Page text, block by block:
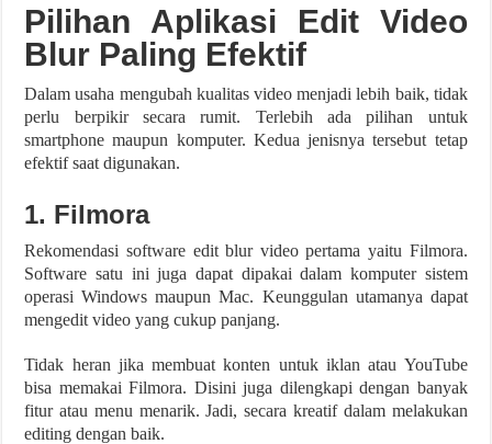
Pilihan Aplikasi Edit Video
Blur Paling Efektif
Dalam usaha mengubah kualitas video menjadi lebih baik, tidak
perlu berpikir secara rumit. Terlebih ada pilihan untuk
smartphone maupun komputer. Kedua jenisnya tersebut tetap
efektif saat digunakan.
1. Filmora
Rekomendasi software edit blur video pertama yaitu Filmora.
Software satu ini juga dapat dipakai dalam komputer sistem
operasi Windows maupun Mac. Keunggulan utamanya dapat
mengedit video yang cukup panjang.
Tidak heran jika membuat konten untuk iklan atau YouTube
bisa memakai Filmora. Disini juga dilengkapi dengan banyak
fitur atau menu menarik. Jadi, secara kreatif dalam melakukan
editing dengan baik.